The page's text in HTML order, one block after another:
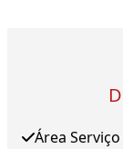
Área Serviço